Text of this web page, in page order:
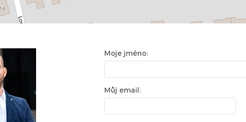
Moje jméno:
Můj email: